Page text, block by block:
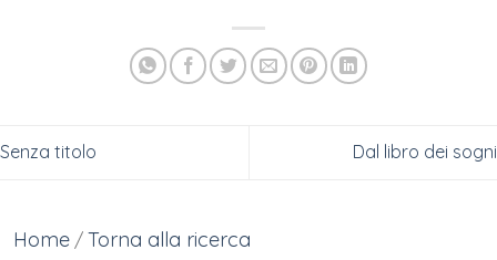
Senza titolo Dal libro dei sogni
Home / Torna alla ricerca